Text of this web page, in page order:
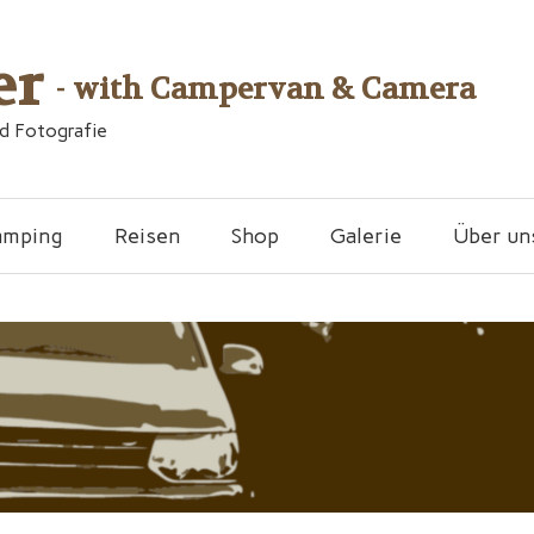
- with Campervan & Camera
Fotografie
Reisen Shop Galerie Über